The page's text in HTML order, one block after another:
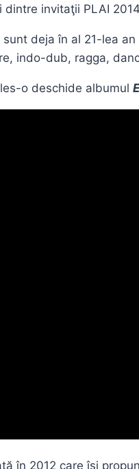
dintre invitaţii PLAI 2014
deja în al 21-lea
indo-dub, ragga,
o deschide albumul
în 2012 care îşi